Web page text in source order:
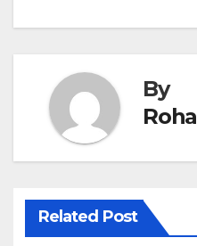
By
Related Post